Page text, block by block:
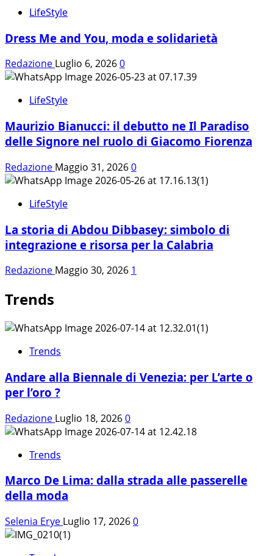
LifeStyle
Dress Me and You, moda e solidarietà
Redazione Luglio 6, 20260
LifeStyle
Maurizio Bianucci: il debutto ne Il Paradiso
delle Signore nel ruolo di Giacomo Fiorenza
Redazione Maggio 31, 20260
LifeStyle
La storia di Abdou Dibbasey: simbolo di
integrazione e risorsa per la Calabria
Redazione Maggio 30, 2026 1
Trends
Trends
Andare alla Biennale di Venezia: per L’arte o
per l’oro ?
Redazione Luglio 18, 20260
Trends
Marco De Lima: dalla strada alle passerelle
della moda
Selenia Erye Luglio 17, 20260